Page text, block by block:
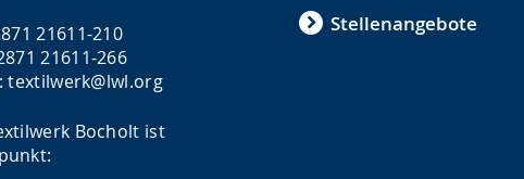
21611-210
21611-266
textilwerk@lwl.org
Bocholt ist
Stellenangebote